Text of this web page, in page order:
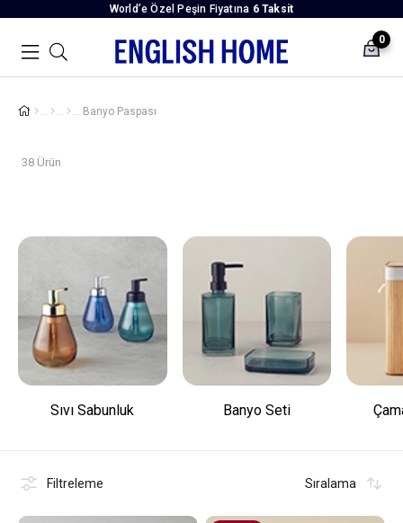
World’e Özel Peşin Fiyatına 6 Taksit
0
Banyo Paspası
38 Ürün
Sıvı Sabunluk Banyo Seti
Filtreleme Sıralama